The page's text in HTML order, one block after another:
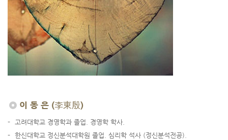
이 동 은 (李東殷)
- 고려대학교 경영학과 졸업. 경영학 학사.
- 한신대학교 정신분석대학원 졸업. 심리학 석사 (정신분석전공).